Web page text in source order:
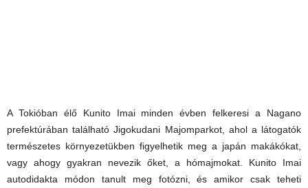
A Tokióban élő Kunito Imai minden évben felkeresi a Nagano
prefektúrában található Jigokudani Majomparkot, ahol a látogatók
természetes környezetükben figyelhetik meg a japán makákókat,
vagy ahogy gyakran nevezik őket, a hómajmokat. Kunito Imai
autodidakta módon tanult meg fotózni, és amikor csak teheti